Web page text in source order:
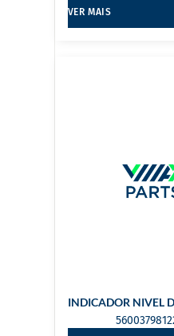
VER MAIS
INDICADOR NIVEL